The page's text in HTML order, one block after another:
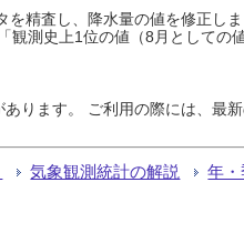
精査し、降水量の値を修正し
観測史上1位の値（8月として
ります。 ご利用の際には、最
気象観測統計の解説 年